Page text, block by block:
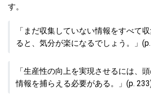
す。
「まだ収集していない情報をすべて
ると、気分が楽になるでしょう。」
「生産性の向上を実現させるには、
情報を捕らえる必要がある。」(p.